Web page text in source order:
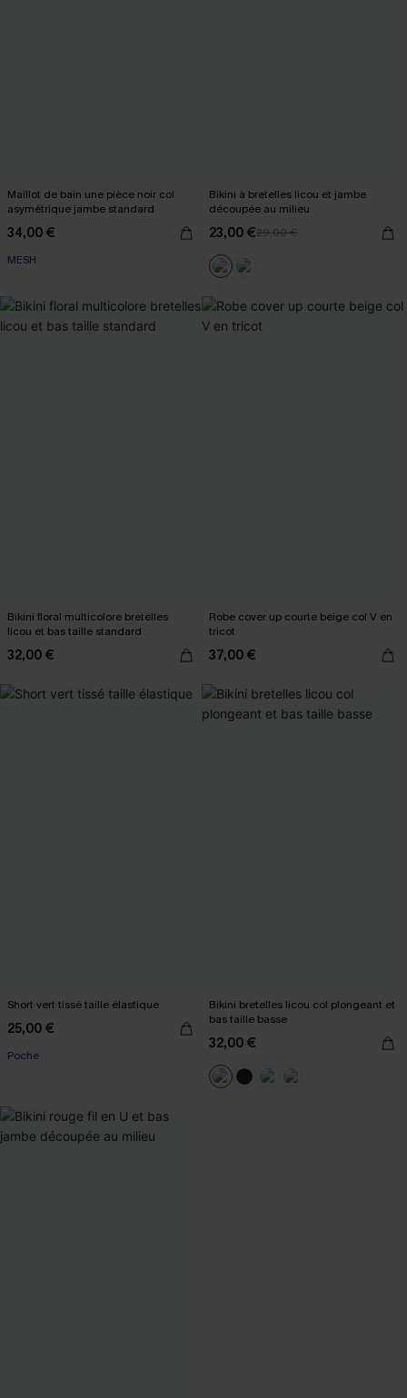
Maillot de bain une pièce noir col
asymétrique jambe standard
34,00 €
MESH
Bikini à bretelles licou et jambe
découpée au milieu
23,00 €29,00 €
Bikini floral multicolore bretelles
licou et bas taille standard
32,00 €
Robe cover up courte beige col V en
tricot
37,00 €
Short vert tissé taille élastique
25,00 €
Poche
Bikini bretelles licou col plongeant et
bas taille basse
32,00 €